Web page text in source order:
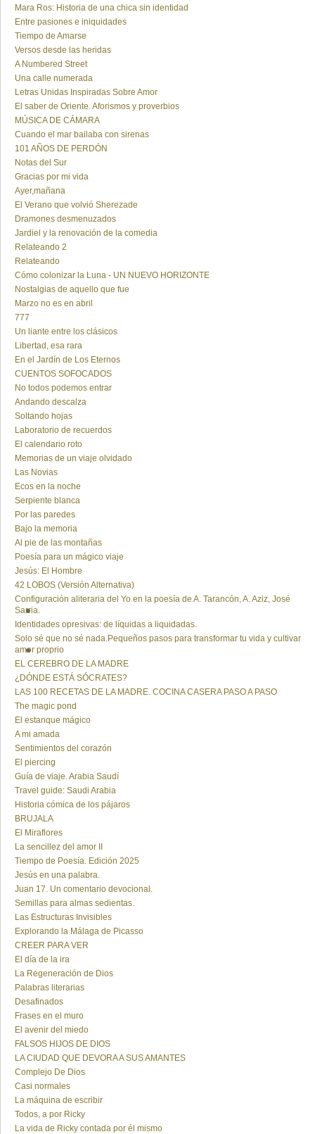
Mara Ros: Historia de una chica sin identidad
Entre pasiones e iniquidades
Tiempo de Amarse
Versos desde las heridas
A Numbered Street
Una calle numerada
Letras Unidas Inspiradas Sobre Amor
El saber de Oriente. Aforismos y proverbios
MÚSICA DE CÁMARA
Cuando el mar bailaba con sirenas
101 AÑOS DE PERDÓN
Notas del Sur
Gracias por mi vida
Ayer,mañana
El Verano que volvió Sherezade
Dramones desmenuzados
Jardiel y la renovación de la comedia
Relateando 2
Relateando
Cómo colonizar la Luna - UN NUEVO HORIZONTE
Nostalgias de aquello que fue
Marzo no es en abril
777
Un liante entre los clásicos
Libertad, esa rara
En el Jardín de Los Eternos
CUENTOS SOFOCADOS
No todos podemos entrar
Andando descalza
Soltando hojas
Laboratorio de recuerdos
El calendario roto
Memorias de un viaje olvidado
Las Novias
Ecos en la noche
Serpiente blanca
Por las paredes
Bajo la memoria
Al pie de las montañas
Poesía para un mágico viaje
Jesús: El Hombre
42 LOBOS (Versión Alternativa)
Configuración aliteraria del Yo en la poesía de A. Tarancón, A. Aziz, José
Sarria.
Identidades opresivas: de líquidas a liquidadas.
Solo sé que no sé nada.Pequeños pasos para transformar tu vida y cultivar
amor proprio
EL CEREBRO DE LA MADRE
¿DÓNDE ESTÁ SÓCRATES?
LAS 100 RECETAS DE LA MADRE. COCINA CASERA PASO A PASO
The magic pond
El estanque mágico
A mi amada
Sentimientos del corazón
El piercing
Guía de viaje. Arabia Saudí
Travel guide: Saudi Arabia
Historia cómica de los pájaros
BRUJALA
El Miraflores
La sencillez del amor II
Tiempo de Poesía. Edición 2025
Jesús en una palabra.
Juan 17. Un comentario devocional.
Semillas para almas sedientas.
Las Estructuras Invisibles
Explorando la Málaga de Picasso
CREER PARA VER
El día de la ira
La Regeneración de Dios
Palabras literarias
Desafinados
Frases en el muro
El avenir del miedo
FALSOS HIJOS DE DIOS
LA CIUDAD QUE DEVORA A SUS AMANTES
Complejo De Dios
Casi normales
La máquina de escribir
Todos, a por Ricky
La vida de Ricky contada por él mismo